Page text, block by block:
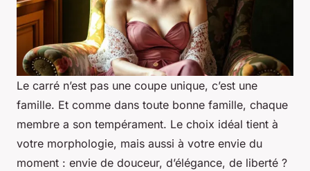
Le carré n’est pas une coupe unique, c’est une
famille. Et comme dans toute bonne famille, chaque
membre a son tempérament. Le choix idéal tient à
votre morphologie, mais aussi à votre envie du
moment : envie de douceur, d’élégance, de liberté ?